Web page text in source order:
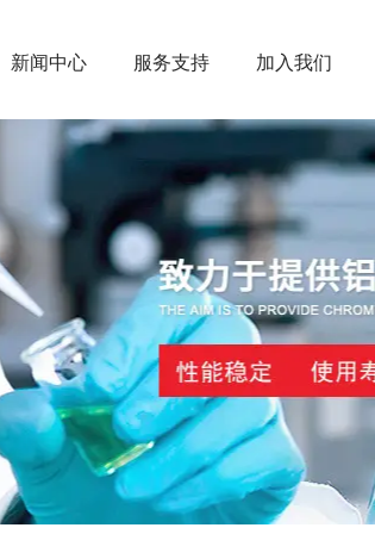
新闻中心 服务支持 加入我们